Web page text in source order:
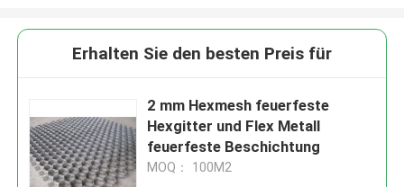
Erhalten Sie den besten Preis für
2 mm Hexmesh feuerfeste
Hexgitter und Flex Metall
feuerfeste Beschichtung
MOQ： 100M2